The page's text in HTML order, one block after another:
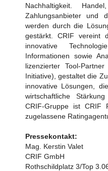
Nachhaltigkeit.
Zahlungsanbieter und
werden durch die
gestärkt. CRIF vereint
innovative
Informationen sowie
lizenzierter Tool-
Initiative), gestaltet die
innovative Lösungen,
wirtschaftliche
CRIF-Gruppe ist CRIF
zugelassene
Pressekontakt:
Mag. Kerstin Valet
CRIF GmbH
Rothschildplatz 3/Top